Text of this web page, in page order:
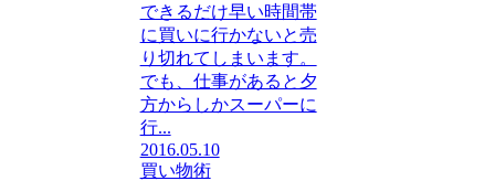
できるだけ早い時間帯
に買いに行かないと売
り切れてしまいます。
でも、仕事があると夕
方からしかスーパーに
行...
2016.05.10
買い物術